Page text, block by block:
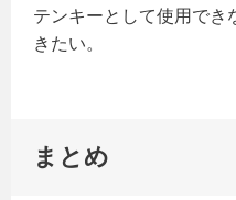
テンキーとして使用でき
きたい。
まとめ